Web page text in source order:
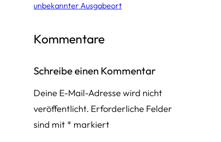
unbekannter Ausgabeort
Kommentare
Schreibe einen Kommentar
Deine E-Mail-Adresse wird nicht
veröffentlicht. Erforderliche Felder
sind mit * markiert